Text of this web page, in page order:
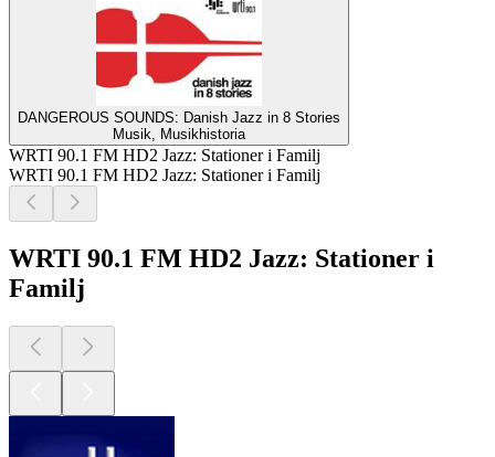
DANGEROUS SOUNDS: Danish Jazz in 8 Stories
Musik, Musikhistoria
WRTI 90.1 FM HD2 Jazz: Stationer i Familj
WRTI 90.1 FM HD2 Jazz: Stationer i Familj
WRTI 90.1 FM HD2 Jazz: Stationer i
Familj